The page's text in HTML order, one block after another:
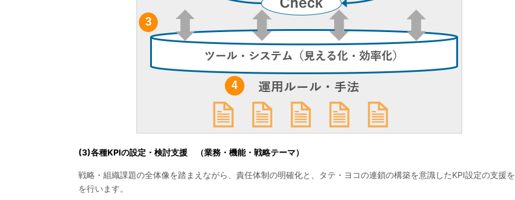
(3)各種KPIの設定・検討支援 （業務・機能・戦略テーマ）
戦略・組織課題の全体像を踏まえながら、責任体制の明確化と、タテ・ヨコの連鎖の構築を意識したKPI設定の支援を
を行います。